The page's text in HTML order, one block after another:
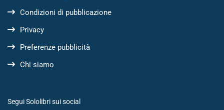
Condizioni di pubblicazione
Privacy
Preferenze pubblicità
Chi siamo
Segui Sololibri sui social